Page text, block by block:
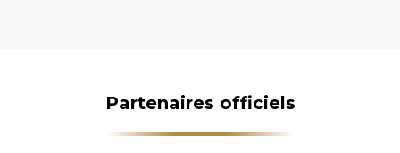
Partenaires officiels